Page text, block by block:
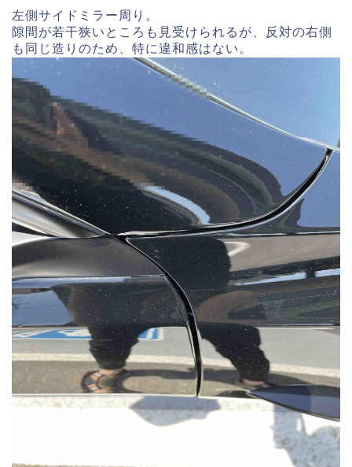
左側サイドミラー周り。
隙間が若干狭いところも見受けられるが、反対の右側
も同じ造りのため、特に違和感はない。